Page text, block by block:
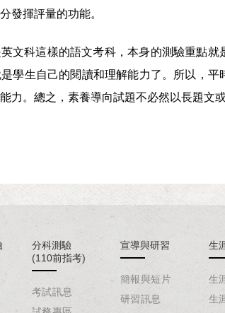
發揮評量的功能。
文科這樣的語文考科，本身的測驗重點
學生自己的閱讀和理解能力了。所以，
力。總之，素養導向試題不必然以長題文
分科測驗
(110前指考)
考試訊息
宣導與研習
簡報與短片
研習訊息
生
生
生